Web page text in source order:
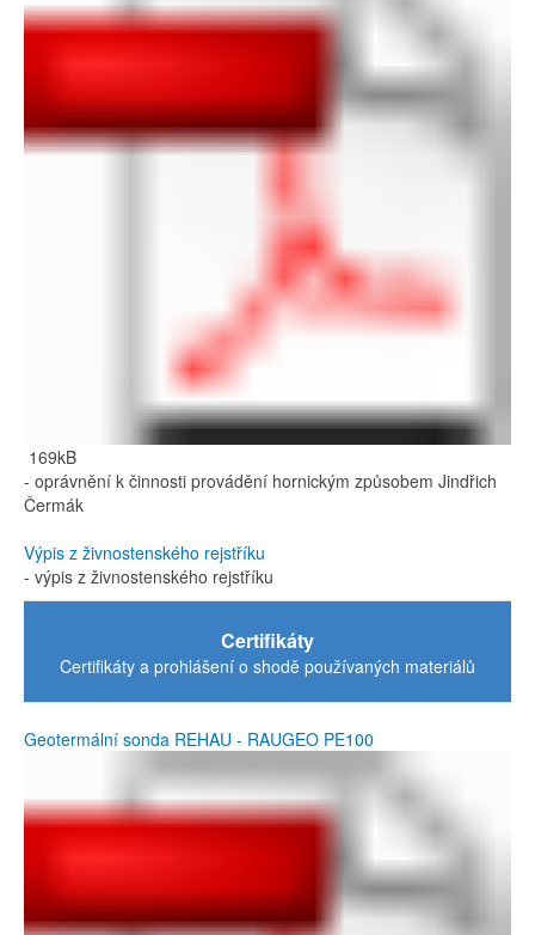
169kB
- oprávnění k činnosti provádění hornickým způsobem Jindřich
Čermák
Výpis z živnostenského rejstříku
- výpis z živnostenského rejstříku
Certifikáty
Certifikáty a prohlášení o shodě používaných materiálů
Geotermální sonda REHAU - RAUGEO PE100